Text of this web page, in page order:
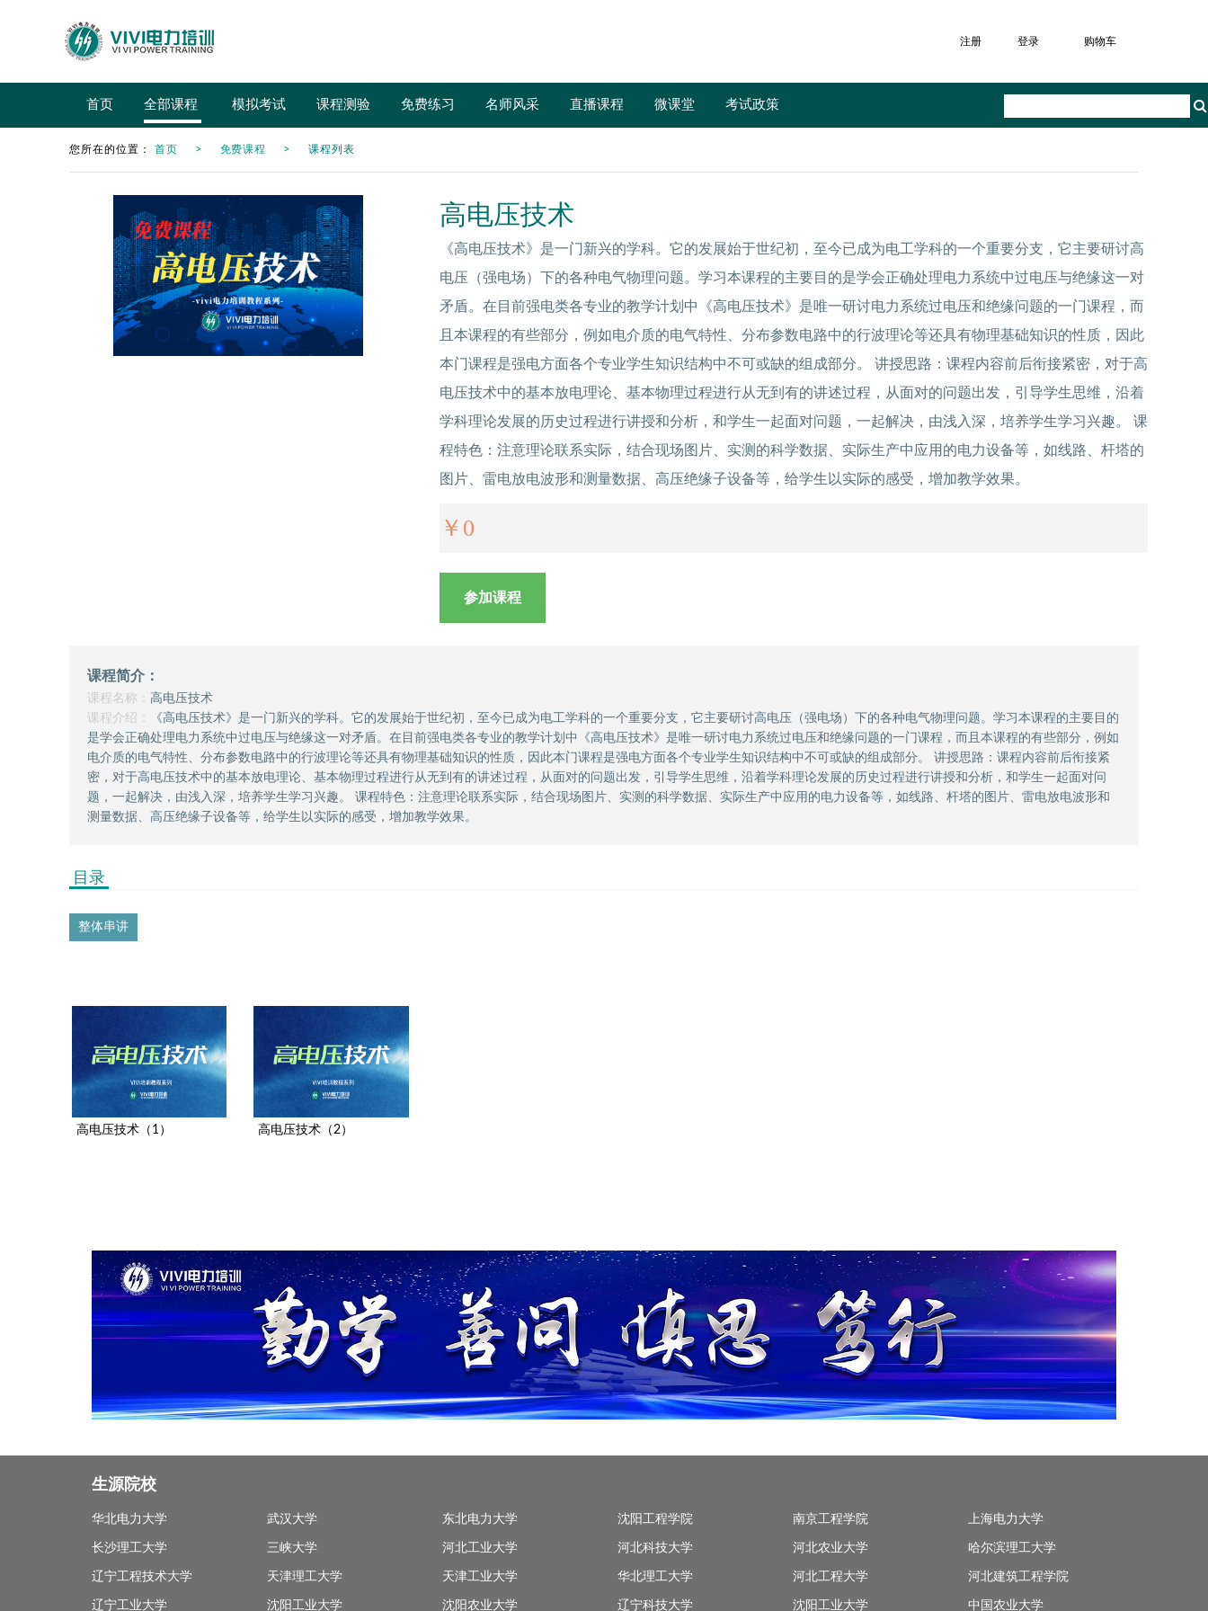
购物车
登录
注册
首页 全部课程 模拟考试 课程测验 免费练习 名师风采 直播课程 微课堂 考试政策
您所在的位置： 首页 免费课程 课程列表
高电压技术
《高电压技术》是一门新兴的学科。它的发展始于世纪初，至今已成为电工学科的一个重要分支，它主要研讨高
电压（强电场）下的各种电气物理问题。学习本课程的主要目的是学会正确处理电力系统中过电压与绝缘这一对
矛盾。在目前强电类各专业的教学计划中《高电压技术》是唯一研讨电力系统过电压和绝缘问题的一门课程，而
且本课程的有些部分，例如电介质的电气特性、分布参数电路中的行波理论等还具有物理基础知识的性质，因此
本门课程是强电方面各个专业学生知识结构中不可或缺的组成部分。 讲授思路：课程内容前后衔接紧密，对于高
电压技术中的基本放电理论、基本物理过程进行从无到有的讲述过程，从面对的问题出发，引导学生思维，沿着
学科理论发展的历史过程进行讲授和分析，和学生一起面对问题，一起解决，由浅入深，培养学生学习兴趣。 课
程特色：注意理论联系实际，结合现场图片、实测的科学数据、实际生产中应用的电力设备等，如线路、杆塔的
图片、雷电放电波形和测量数据、高压绝缘子设备等，给学生以实际的感受，增加教学效果。
￥ 0
参加课程
课程简介：
课程名称： 高电压技术
课程介绍：
《高电压技术》是一门新兴的学科。它的发展始于世纪初，至今已成为电工学科的一个重要分支，它主要研讨高电压（强电场）下的各种电气物理问题。学习本课程的主要目的
是学会正确处理电力系统中过电压与绝缘这一对矛盾。在目前强电类各专业的教学计划中《高电压技术》是唯一研讨电力系统过电压和绝缘问题的一门课程，而且本课程的有些部分，例如
电介质的电气特性、分布参数电路中的行波理论等还具有物理基础知识的性质，因此本门课程是强电方面各个专业学生知识结构中不可或缺的组成部分。 讲授思路：课程内容前后衔接紧
密，对于高电压技术中的基本放电理论、基本物理过程进行从无到有的讲述过程，从面对的问题出发，引导学生思维，沿着学科理论发展的历史过程进行讲授和分析，和学生一起面对问
题，一起解决，由浅入深，培养学生学习兴趣。 课程特色：注意理论联系实际，结合现场图片、实测的科学数据、实际生产中应用的电力设备等，如线路、杆塔的图片、雷电放电波形和
测量数据、高压绝缘子设备等，给学生以实际的感受，增加教学效果。
目录
整体串讲
高电压技术（1） 高电压技术（2）
生源院校
华北电力大学 武汉大学 东北电力大学 沈阳工程学院 南京工程学院 上海电力大学
长沙理工大学 三峡大学 河北工业大学 河北科技大学 河北农业大学 哈尔滨理工大学
辽宁工程技术大学 天津理工大学 天津工业大学 华北理工大学 河北工程大学 河北建筑工程学院
辽宁工业大学 沈阳工业大学 沈阳农业大学 辽宁科技大学 沈阳工业大学 中国农业大学